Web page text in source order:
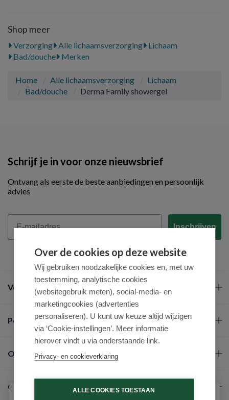
Shop meer
Verzorging Alle lichaamsverzorging
Lichaam
Bad/douche
Merken
Home Alle lichaamsverzorging
Lichaam
Bad/douche
Derma Family showergel
Schrijf je in voor onze nieuwsbrief
Ontvang als eerste de beste aanbiedingen en persoonlijk
advies
Email
Inschrijven
Veel gestelde vragen
Populaire merken
Over ons
Contact
Over de cookies op deze website
Wij gebruiken noodzakelijke cookies en, met uw
toestemming, analytische cookies
(websitegebruik meten), social-media- en
marketingcookies (advertenties
personaliseren). U kunt uw keuze altijd wijzigen
via ‘Cookie-instellingen’. Meer informatie
hierover vindt u via onderstaande link.
Privacy- en cookieverklaring
ALLE COOKIES TOESTAAN